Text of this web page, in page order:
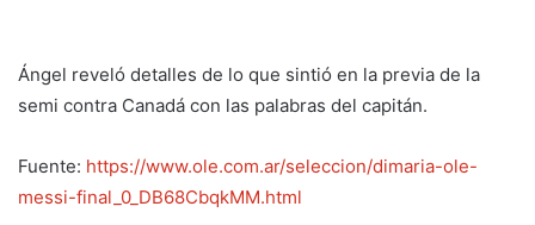
Ángel reveló detalles de lo que sintió en la previa de la
semi contra Canadá con las palabras del capitán.
Fuente: https://www.ole.com.ar/seleccion/dimaria-ole-
messi-final_0_DB68CbqkMM.html